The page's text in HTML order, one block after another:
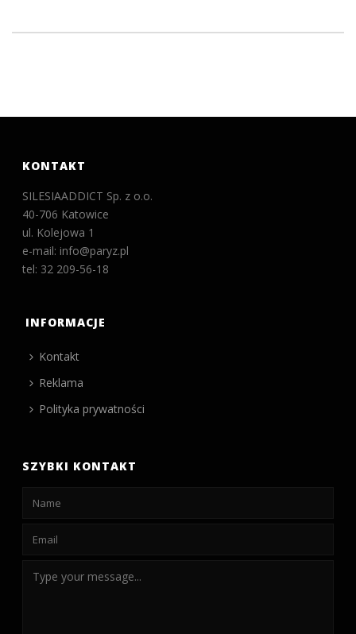
KONTAKT
SILESIAADDICT Sp. z o.o.
40-706 Katowice
ul. Kolejowa 1
e-mail: info@paryz.pl
tel: 32 209-56-18
INFORMACJE
Kontakt
Reklama
Polityka prywatności
SZYBKI KONTAKT